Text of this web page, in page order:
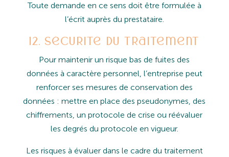
Toute demande en ce sens doit être formulée à
l’écrit auprès du prestataire.
12. Sécurité du traitement
Pour maintenir un risque bas de fuites des
données à caractère personnel, l’entreprise peut
renforcer ses mesures de conservation des
données : mettre en place des pseudonymes, des
chiffrements, un protocole de crise ou réévaluer
les degrés du protocole en vigueur.
Les risques à évaluer dans le cadre du traitement